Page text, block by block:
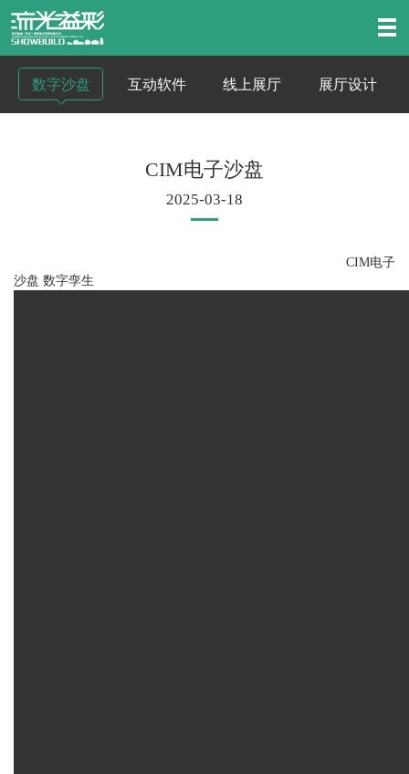
数字沙盘 互动软件 线上展厅 展厅设计
CIM电子沙盘
2025-03-18
CIM电子
沙盘 数字孪生